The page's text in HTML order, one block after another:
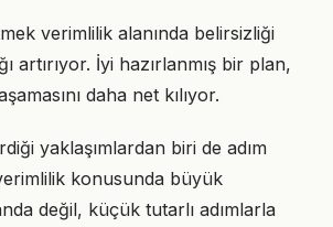
verimlilik alanında belirsizliği
artırıyor. İyi hazırlanmış bir plan,
daha net kılıyor.
yaklaşımlardan biri de adım
konusunda büyük
değil, küçük tutarlı adımlarla